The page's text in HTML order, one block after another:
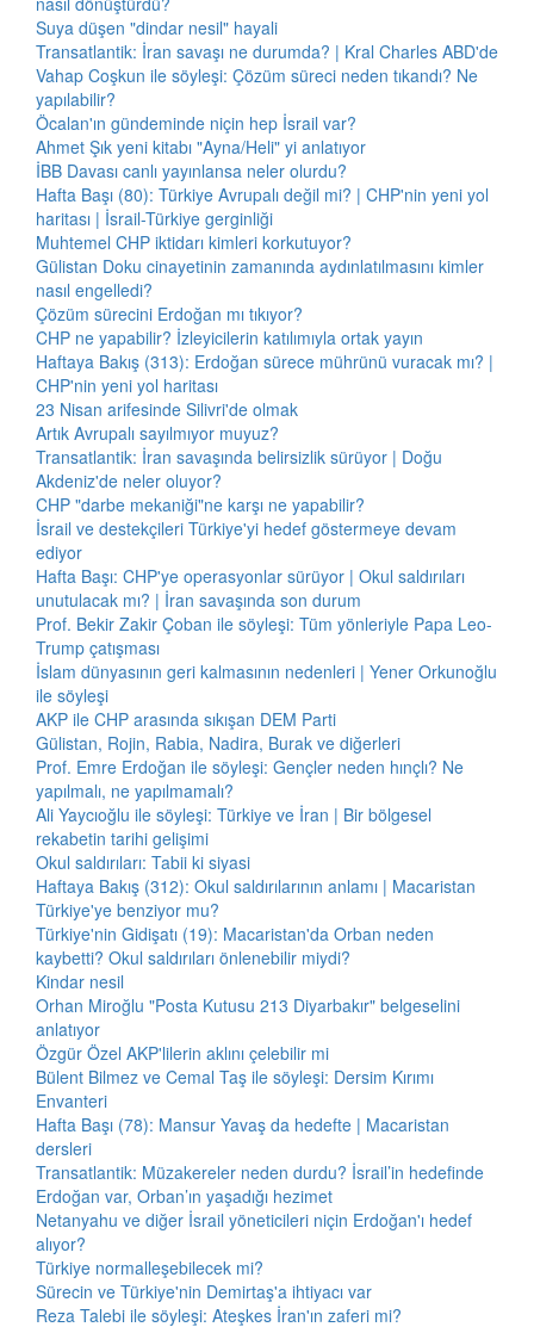
Suya düşen "dindar nesil" hayali
Transatlantik: İran savaşı ne durumda? | Kral Charles ABD'de
Vahap Coşkun ile söyleşi: Çözüm süreci neden tıkandı? Ne
yapılabilir?
Öcalan'ın gündeminde niçin hep İsrail var?
Ahmet Şık yeni kitabı "Ayna/Heli" yi anlatıyor
İBB Davası canlı yayınlansa neler olurdu?
Hafta Başı (80): Türkiye Avrupalı değil mi? | CHP'nin yeni yol
haritası | İsrail-Türkiye gerginliği
Muhtemel CHP iktidarı kimleri korkutuyor?
Gülistan Doku cinayetinin zamanında aydınlatılmasını kimler
nasıl engelledi?
Çözüm sürecini Erdoğan mı tıkıyor?
CHP ne yapabilir? İzleyicilerin katılımıyla ortak yayın
Haftaya Bakış (313): Erdoğan sürece mührünü vuracak mı? |
CHP'nin yeni yol haritası
23 Nisan arifesinde Silivri'de olmak
Artık Avrupalı sayılmıyor muyuz?
Transatlantik: İran savaşında belirsizlik sürüyor | Doğu
Akdeniz'de neler oluyor?
CHP "darbe mekaniği"ne karşı ne yapabilir?
İsrail ve destekçileri Türkiye'yi hedef göstermeye devam
ediyor
Hafta Başı: CHP'ye operasyonlar sürüyor | Okul saldırıları
unutulacak mı? | İran savaşında son durum
Prof. Bekir Zakir Çoban ile söyleşi: Tüm yönleriyle Papa Leo-
Trump çatışması
İslam dünyasının geri kalmasının nedenleri | Yener Orkunoğlu
ile söyleşi
AKP ile CHP arasında sıkışan DEM Parti
Gülistan, Rojin, Rabia, Nadira, Burak ve diğerleri
Prof. Emre Erdoğan ile söyleşi: Gençler neden hınçlı? Ne
yapılmalı, ne yapılmamalı?
Ali Yaycıoğlu ile söyleşi: Türkiye ve İran | Bir bölgesel
rekabetin tarihi gelişimi
Okul saldırıları: Tabii ki siyasi
Haftaya Bakış (312): Okul saldırılarının anlamı | Macaristan
Türkiye'ye benziyor mu?
Türkiye'nin Gidişatı (19): Macaristan'da Orban neden
kaybetti? Okul saldırıları önlenebilir miydi?
Kindar nesil
Orhan Miroğlu "Posta Kutusu 213 Diyarbakır" belgeselini
anlatıyor
Özgür Özel AKP'lilerin aklını çelebilir mi
Bülent Bilmez ve Cemal Taş ile söyleşi: Dersim Kırımı
Envanteri
Hafta Başı (78): Mansur Yavaş da hedefte | Macaristan
dersleri
Transatlantik: Müzakereler neden durdu? İsrail’in hedefinde
Erdoğan var, Orban’ın yaşadığı hezimet
Netanyahu ve diğer İsrail yöneticileri niçin Erdoğan'ı hedef
alıyor?
Türkiye normalleşebilecek mi?
Sürecin ve Türkiye'nin Demirtaş'a ihtiyacı var
Reza Talebi ile söyleşi: Ateşkes İran'ın zaferi mi?